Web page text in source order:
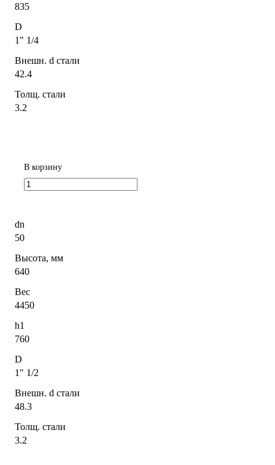
835
D
1" 1/4
Внешн. d стали
42.4
Толщ. стали
3.2
В корзину
dn
50
Высота, мм
640
Вес
4450
h1
760
D
1" 1/2
Внешн. d стали
48.3
Толщ. стали
3.2